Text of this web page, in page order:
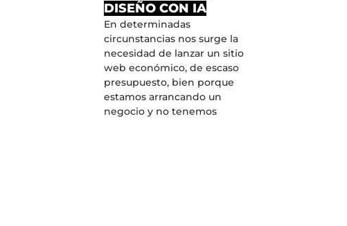
DISEÑO CON IA
En determinadas
circunstancias nos surge la
necesidad de lanzar un sitio
web económico, de escaso
presupuesto, bien porque
estamos arrancando un
negocio y no tenemos